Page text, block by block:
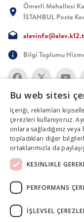
Ömerli Mahallesi
İSTANBUL Posta
Bilgi Toplumu
Bu web sitesi
İçeriği, reklamları
çerezleri kullanıyoruz.
onlara sağladığınız
topladıkları diğer
ortaklarımızla da
KESINLIKLE
PERFORMANS
İŞLEVSEL